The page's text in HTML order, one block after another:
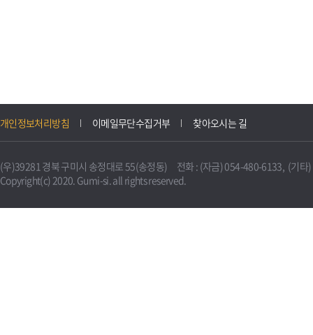
개인정보처리방침 이메일무단수집거부 찾아오시는 길
(우)39281 경북 구미시 송정대로 55(송정동) 전화 : (자금) 054-480-6133, (기타
Copyright(c) 2020. Gumi-si. all rights reserved.